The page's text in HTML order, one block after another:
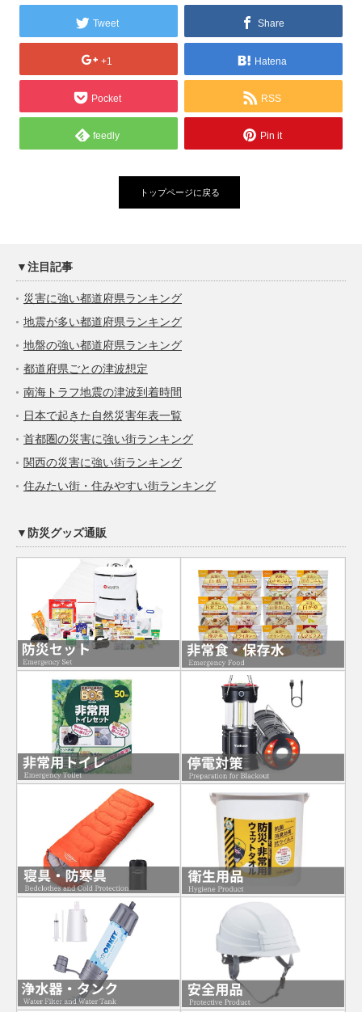
Tweet Share
+1 Hatena
Pocket RSS
feedly Pin it
トップページに戻る
▼注目記事
災害に強い都道府県ランキング
地震が多い都道府県ランキング
地盤の強い都道府県ランキング
都道府県ごとの津波想定
南海トラフ地震の津波到着時間
日本で起きた自然災害年表一覧
首都圏の災害に強い街ランキング
関西の災害に強い街ランキング
住みたい街・住みやすい街ランキング
▼防災グッズ通販